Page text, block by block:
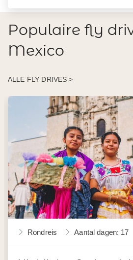
Populaire fly
Mexico
ALLE FLY DRIVES >
Rondreis Aantal dagen: 17